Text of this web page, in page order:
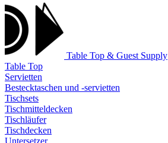
Table Top & Guest Supply
Table Top
Servietten
Bestecktaschen und -servietten
Tischsets
Tischmitteldecken
Tischläufer
Tischdecken